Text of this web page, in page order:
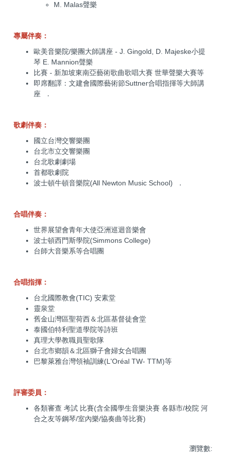
M. Malas聲樂
專屬伴奏：
歐美音樂院/樂團大師講座 - J. Gingold, D. Majeske小提
琴 E. Mannion聲樂
比賽 - 新加坡東南亞藝術歌曲歌唱大賽 世華聲樂大賽等
即席翻譯：文建會國際藝術節Suttner合唱指揮等大師講
座 ．
歌劇伴奏：
國立台灣交響樂團
台北市立交響樂團
台北歌劇劇場
首都歌劇院
波士頓牛頓音樂院(All Newton Music School) ．
合唱伴奏：
世界展望會青年大使亞洲巡迴音樂會
波士頓西門斯學院(Simmons College)
台師大音樂系等合唱團
合唱指揮：
台北國際教會(TIC) 安素堂
靈泉堂
舊金山灣區聖荷西＆北區基督徒會堂
泰國伯特利聖道學院等詩班
真理大學教職員聖歌隊
台北市鄉韻＆北區獅子會婦女合唱團
巴黎萊雅台灣領袖訓練(L'Oréal TW- TTM)等
評審委員：
各類審查 考試 比賽(含全國學生音樂決賽 各縣市/校院 河
合之友等鋼琴/室內樂/協奏曲等比賽)
瀏覽數: